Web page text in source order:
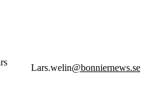
Lars.welin@bonniernews.se